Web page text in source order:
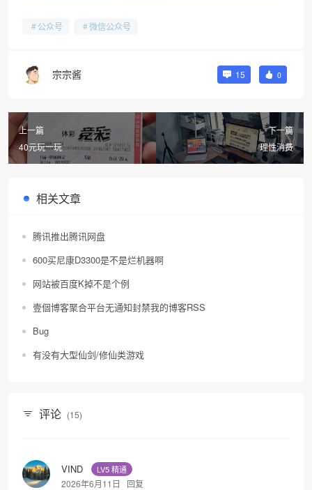
公众号 微信公众号
宗宗酱 15 0
上一篇
40元玩一玩
下一篇
理性消费
相关文章
腾讯推出腾讯网盘
600买尼康D3300是不是烂机器啊
网站被百度K掉不是个例
壹個博客聚合平台无通知封禁我的博客RSS
Bug
有没有大型仙剑/修仙类游戏
评论 (15)
VIND LV5 精通
2026年6月11日 回复